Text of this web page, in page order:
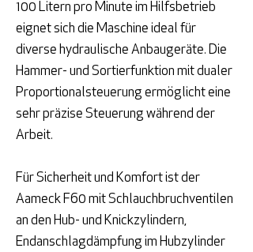
100 Litern pro Minute im Hilfsbetrieb
eignet sich die Maschine ideal für
diverse hydraulische Anbaugeräte. Die
Hammer- und Sortierfunktion mit dualer
Proportionalsteuerung ermöglicht eine
sehr präzise Steuerung während der
Arbeit.
Für Sicherheit und Komfort ist der
Aameck F60 mit Schlauchbruchventilen
an den Hub- und Knickzylindern,
Endanschlagdämpfung im Hubzylinder